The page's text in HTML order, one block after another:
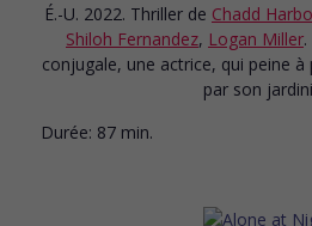
É.-U. 2022. Thriller de Chadd
Shiloh Fernandez, Logan Miller
conjugale, une actrice, qui peine à
par son
Durée: 87 min.